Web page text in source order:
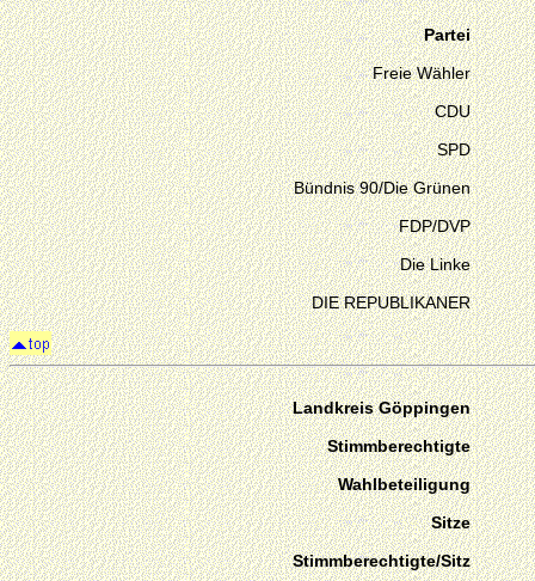
Partei
Freie Wähler
CDU
SPD
Bündnis 90/Die Grünen
FDP/DVP
Die Linke
DIE REPUBLIKANER
Landkreis Göppingen
Stimmberechtigte
Wahlbeteiligung
Sitze
Stimmberechtigte/Sitz